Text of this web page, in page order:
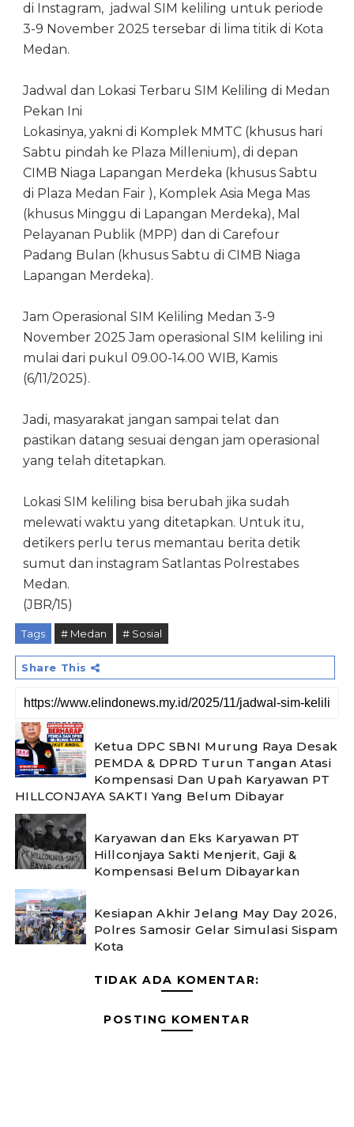
di Instagram, jadwal SIM keliling untuk periode
3-9 November 2025 tersebar di lima titik di Kota
Medan.
Jadwal dan Lokasi Terbaru SIM Keliling di Medan
Pekan Ini
Lokasinya, yakni di Komplek MMTC (khusus hari
Sabtu pindah ke Plaza Millenium), di depan
CIMB Niaga Lapangan Merdeka (khusus Sabtu
di Plaza Medan Fair ), Komplek Asia Mega Mas
(khusus Minggu di Lapangan Merdeka), Mal
Pelayanan Publik (MPP) dan di Carefour
Padang Bulan (khusus Sabtu di CIMB Niaga
Lapangan Merdeka).
Jam Operasional SIM Keliling Medan 3-9
November 2025 Jam operasional SIM keliling ini
mulai dari pukul 09.00-14.00 WIB, Kamis
(6/11/2025).
Jadi, masyarakat jangan sampai telat dan
pastikan datang sesuai dengan jam operasional
yang telah ditetapkan.
Lokasi SIM keliling bisa berubah jika sudah
melewati waktu yang ditetapkan. Untuk itu,
detikers perlu terus memantau berita detik
sumut dan instagram Satlantas Polrestabes
Medan.
(JBR/15)
Tags # Medan # Sosial
Share This
Ketua DPC SBNI Murung Raya Desak
PEMDA & DPRD Turun Tangan Atasi
Kompensasi Dan Upah Karyawan PT
HILLCONJAYA SAKTI Yang Belum Dibayar
Karyawan dan Eks Karyawan PT
Hillconjaya Sakti Menjerit, Gaji &
Kompensasi Belum Dibayarkan
Kesiapan Akhir Jelang May Day 2026,
Polres Samosir Gelar Simulasi Sispam
Kota
TIDAK ADA KOMENTAR:
POSTING KOMENTAR